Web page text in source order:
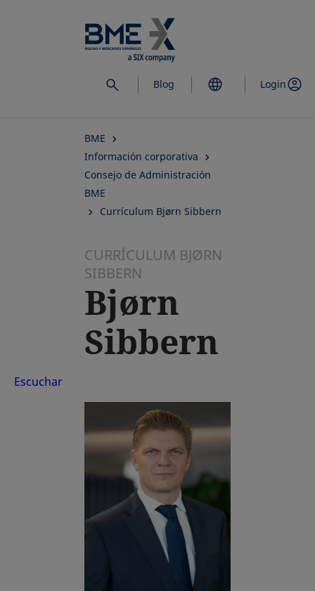
al
contenido
principal
Blog Login
BME
Información corporativa
Consejo de Administración
BME
Currículum Bjørn Sibbern
CURRÍCULUM BJØRN
SIBBERN
Bjørn
Sibbern
Escuchar